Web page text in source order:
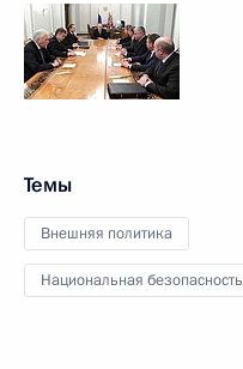
Темы
Внешняя политика
Национальная безопасность